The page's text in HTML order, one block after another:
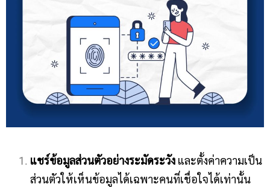
แชร์ข้อมูลส่วนตัวอย่างระมัดระวัง และตั้งค่าความเป็น
ส่วนตัวให้เห็นข้อมูลได้เฉพาะคนที่เชื่อใจได้เท่านั้น